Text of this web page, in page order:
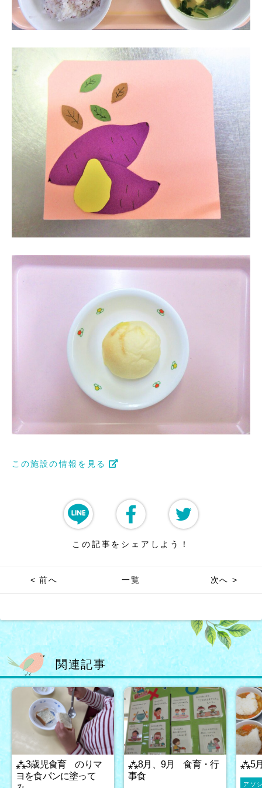
この施設の情報を見る
この記事をシェアしよう！
< 前へ 一覧 次へ >
関連記事
⁂3歳児食育 のりマ
ヨを食パンに塗って
⁂8月、9月 食育・行
事食
⁂5
アソ